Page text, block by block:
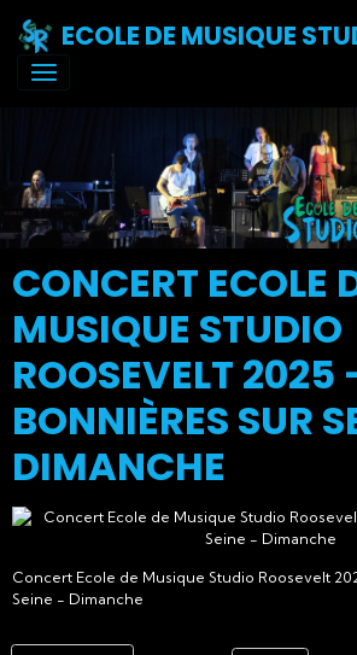
ECOLE DE MUSIQUE
CONCERT ECOLE
MUSIQUE STUDIO
ROOSEVELT 2025
BONNIÈRES SUR
DIMANCHE
Concert Ecole de Musique Studio Roosevelt
Seine - Dimanche